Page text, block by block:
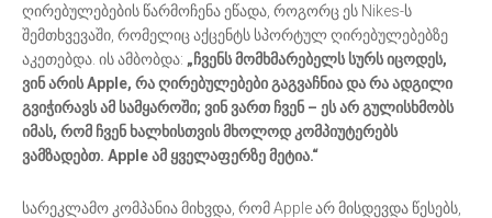
ღირებულებების წარმოჩენა ეწადა, როგორც ეს Nikes-ს
შემთხვევაში, რომელიც აქცენტს სპორტულ ღირებულებებზე
აკეთებდა. ის ამბობდა: „ჩვენს მომხმარებელს სურს იცოდეს,
ვინ არის Apple, რა ღირებულებები გაგვაჩნია და რა ადგილი
გვიჭირავს ამ სამყაროში; ვინ ვართ ჩვენ – ეს არ გულისხმობს
იმას, რომ ჩვენ ხალხისთვის მხოლოდ კომპიუტერებს
ვამზადებთ. Apple ამ ყველაფერზე მეტია.“
სარეკლამო კომპანია მიხვდა, რომ Apple არ მისდევდა წესებს,